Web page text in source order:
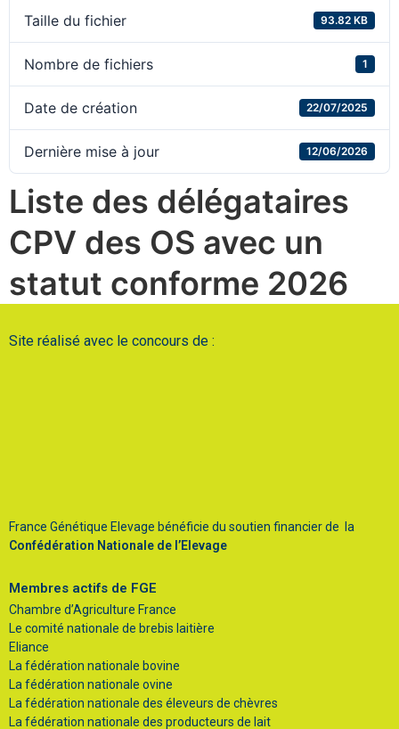
Taille du fichier 93.82 KB
Nombre de fichiers 1
Date de création 22/07/2025
Dernière mise à jour 12/06/2026
Liste des délégataires
CPV des OS avec un
statut conforme 2026
Site réalisé avec le concours de :
France Génétique Elevage bénéficie du soutien financier de la
Confédération Nationale de l’Elevage
Membres actifs de FGE
Chambre d’Agriculture France
Le comité nationale de brebis laitière
Eliance
La fédération nationale bovine
La fédération nationale ovine
La fédération nationale des éleveurs de chèvres
La fédération nationale des producteurs de lait